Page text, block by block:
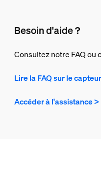
Besoin d'aide ?
Consultez notre FAQ ou
Lire la FAQ sur le
Accéder à l'assistance >